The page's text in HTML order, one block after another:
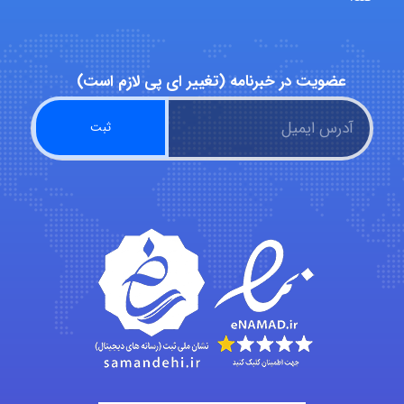
malekf
abolfazlkoshehe
abolfazlkoshehe
A.balandeh
fatima
عضویت در خبرنامه (تغییر ای پی لازم است)